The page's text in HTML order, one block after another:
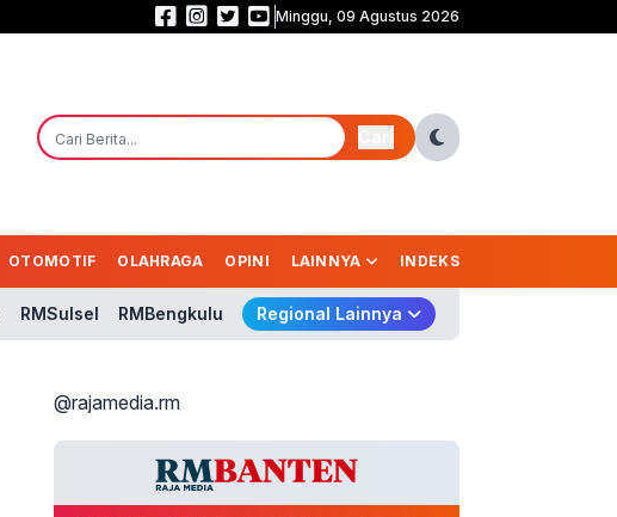
Persija Bidik Trofi Liga sebagai Kado Jakarta di Usia 500 Tahun
Minggu, 09 Agustus 2026
OTOMOTIF OLAHRAGA OPINI LAINNYA INDEKS
RMSulsel RMBengkulu Regional Lainnya
@rajamedia.rm